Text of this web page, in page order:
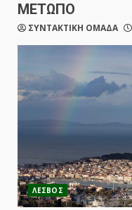
ΜΕΤΩΠΟ
ΣΥΝΤΑΚΤΙΚΗ ΟΜΑΔΑ
ΛΕΣΒΟΣ